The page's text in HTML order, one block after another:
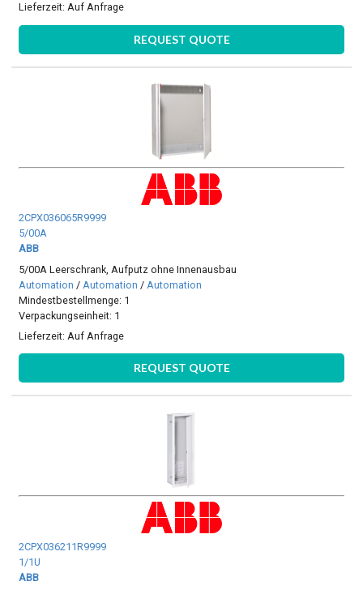
Lieferzeit:Auf Anfrage
REQUEST QUOTE
2CPX036065R9999
5/00A
ABB
5/00A Leerschrank, Aufputz ohne Innenausbau
Automation / Automation / Automation
Mindestbestellmenge: 1
Verpackungseinheit: 1
Lieferzeit: Auf Anfrage
REQUEST QUOTE
2CPX036211R9999
1/1U
ABB